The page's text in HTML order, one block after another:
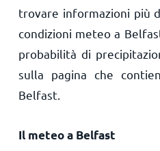
trovare informazioni più
condizioni meteo a
probabilità di
sulla pagina che
Belfast.
Il meteo a Belfast